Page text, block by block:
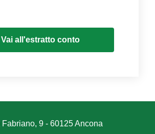
Vai all'estratto conto
9 - 60125 Ancona